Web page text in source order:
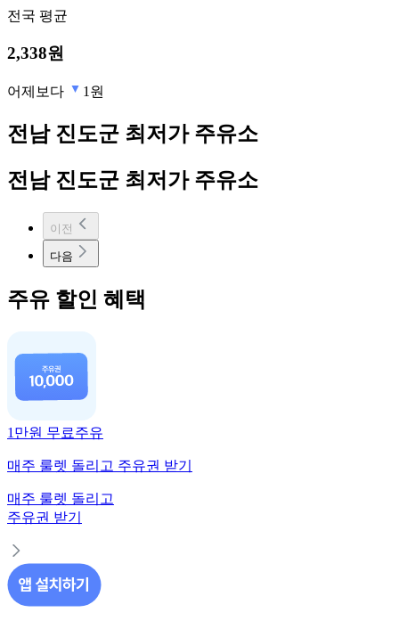
전국 평균
2,338원
어제보다 1원
전남 진도군 최저가 주유소
전남 진도군 최저가 주유소
이전
다음
주유 할인 혜택
1만원 무료주유
매주 룰렛 돌리고 주유권 받기
매주 룰렛 돌리고
주유권 받기